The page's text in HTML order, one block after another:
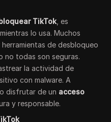
TikTok , es
lo usa. Muchos
de desbloqueo
no todas son seguras.
la actividad de
con malware. A
disfrutar de un acceso
y responsable.